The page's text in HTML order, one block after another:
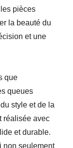
pièces
la beauté du
et une
que
queues
style et de la
réalisée avec
et durable.
non seulement